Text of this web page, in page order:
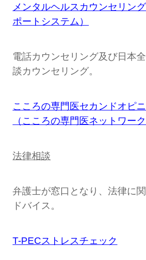
メンタルヘルスカウンセリン
ポートシステム）
電話カウンセリング及び日本
談カウンセリング。
こころの専門医セカンドオピ
（こころの専門医ネットワーク
法律相談
弁護士が窓口となり、法律に
ドバイス。
T-PECストレスチェック